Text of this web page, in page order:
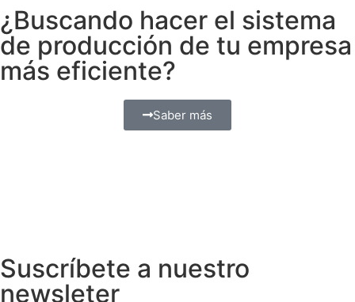
¿Buscando hacer el sistema
de producción de tu empresa
más eficiente?
Saber más
Suscríbete a nuestro
newsleter